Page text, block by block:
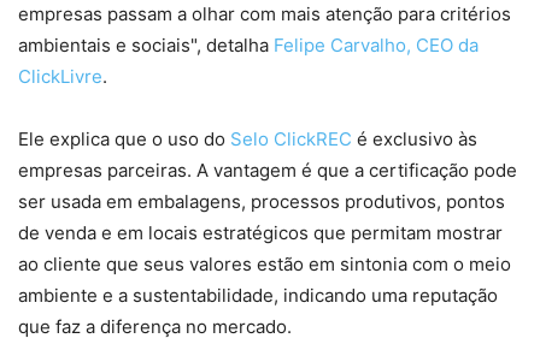
empresas passam a olhar com mais atenção para critérios
ambientais e sociais", detalha Felipe Carvalho, CEO da
ClickLivre.
Ele explica que o uso do Selo ClickREC é exclusivo às
empresas parceiras. A vantagem é que a certificação pode
ser usada em embalagens, processos produtivos, pontos
de venda e em locais estratégicos que permitam mostrar
ao cliente que seus valores estão em sintonia com o meio
ambiente e a sustentabilidade, indicando uma reputação
que faz a diferença no mercado.